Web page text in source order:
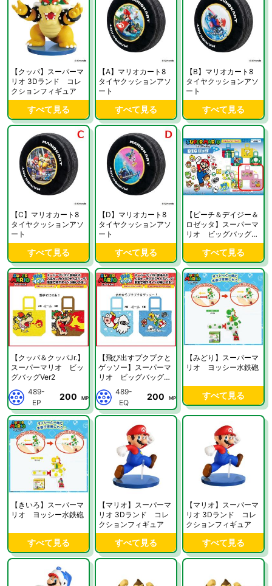
【クッパ】スーパーマ
リオ 3Dランド コレ
クションフィギュア
すべて見る
【A】マリオカート8
タイヤクッションアソ
ート
すべて見る
【B】マリオカート8
タイヤクッションアソ
ート
すべて見る
【C】マリオカート8
タイヤクッションアソ
ート
すべて見る
【D】マリオカート8
タイヤクッションアソ
ート
すべて見る
【ピーチ＆デイジー＆
ロゼッタ】スーパーマ
リオ ビッグバッグVe
r1
すべて見る
【クッパ＆クッパJr.】
スーパーマリオ ビッ
グバッグVer2
489-
EP
200 MP
【飛び出すプクプクと
ゲッソー】スーパーマ
リオ ビッグバッグVe
489-
EQ
200 MP
【みどり】スーパーマ
リオ ヨッシー水鉄砲
すべて見る
【きいろ】スーパーマ
リオ ヨッシー水鉄砲
すべて見る
【マリオ】スーパーマ
リオ 3Dランド コレ
クションフィギュア
すべて見る
【マリオ】スーパーマ
リオ 3Dランド コレ
クションフィギュア
すべて見る